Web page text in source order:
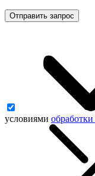
Отправить запрос
условиями